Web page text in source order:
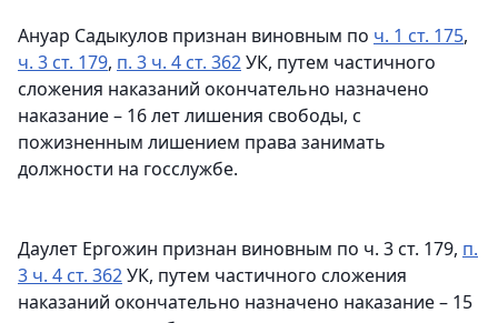
Ануар Садыкулов признан виновным по ч. 1 ст. 175,
ч. 3 ст. 179, п. 3 ч. 4 ст. 362УК, путем частичного
сложения наказаний окончательно назначено
наказание – 16 лет лишения свободы, с
пожизненным лишением права занимать
должности на госслужбе.
Даулет Ергожин признан виновным по ч. 3 ст. 179, п.
3 ч. 4 ст. 362УК, путем частичного сложения
наказаний окончательно назначено наказание – 15